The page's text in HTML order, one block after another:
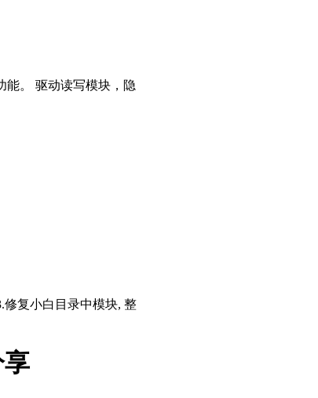
能。 驱动读写模块，隐
修复小白目录中模块, 整